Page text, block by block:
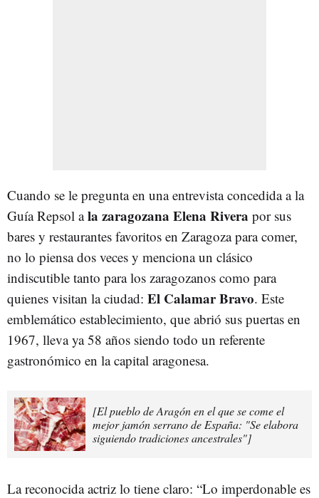
Cuando se le pregunta en una entrevista concedida a la
Guía Repsol ala zaragozana Elena Rivera por sus
bares y restaurantes favoritos en Zaragoza para comer,
no lo piensa dos veces y menciona un clásico
indiscutible tanto para los zaragozanos como para
quienes visitan la ciudad: El Calamar Bravo. Este
emblemático establecimiento, que abrió sus puertas en
1967, lleva ya 58 años siendo todo un referente
gastronómico en la capital aragonesa.
[El pueblo de Aragón en el que se come el
mejor jamón serrano de España: "Se elabora
siguiendo tradiciones ancestrales"]
La reconocida actriz lo tiene claro: “Lo imperdonable es